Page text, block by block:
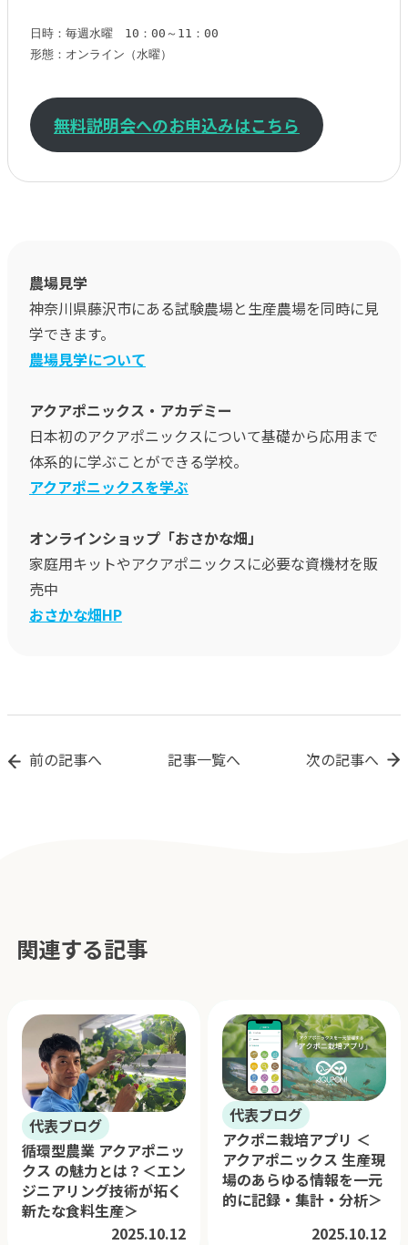
日時：毎週水曜　10：00～11：00
形態：オンライン（水曜）
無料説明会へのお申込みはこちら
農場見学
神奈川県藤沢市にある試験農場と生産農場を同時に見
学できます。
農場見学について
アクアポニックス・アカデミー
日本初のアクアポニックスについて基礎から応用まで
体系的に学ぶことができる学校。
アクアポニックスを学ぶ
オンラインショップ「おさかな畑」
家庭用キットやアクアポニックスに必要な資機材を販
売中
おさかな畑HP
前の記事へ 記事一覧へ 次の記事へ
関連する記事
代表ブログ
循環型農業 アクアポニッ
クス の魅力とは？＜エン
ジニアリング技術が拓く
新たな食料生産＞
2025.10.12
代表ブログ
アクポニ栽培アプリ ＜
アクアポニックス 生産現
場のあらゆる情報を一元
的に記録・集計・分析＞
2025.10.12